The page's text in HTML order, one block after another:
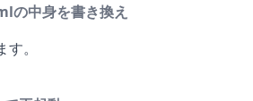
中身を書き換え
。